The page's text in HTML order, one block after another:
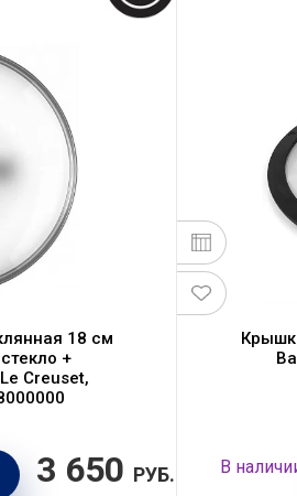
18 см
+
Creuset,
3 650 РУБ. В